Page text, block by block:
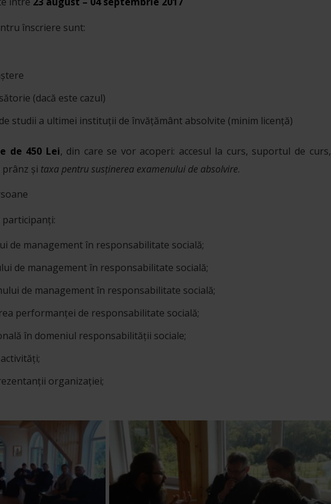
înscriere sunt:
(dacă este cazul)
studii a ultimei instituții de învățământ absolvite (minim licență)
de 450 Lei, din care se vor acoperi: accesul la curs, suportul de curs,
prânz și taxa pentru susținerea examenului de absolvire.
de management în responsabilitate socială;
de management în responsabilitate socială;
de management în responsabilitate socială;
performanței de responsabilitate socială;
în domeniul responsabilității sociale;
organizației;